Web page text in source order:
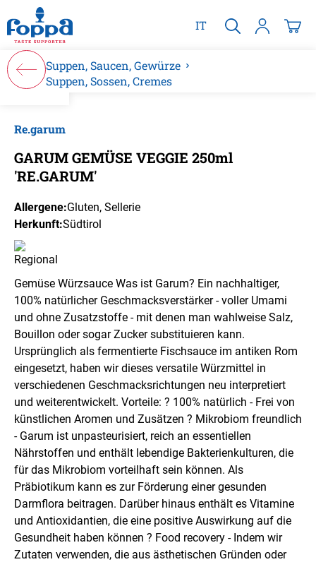
springen
IT
Suppen, Saucen, Gewürze
Suppen, Sossen, Cremes
Re.garum
GARUM GEMÜSE VEGGIE 250ml
'RE.GARUM'
Allergene:Gluten, Sellerie
Herkunft:Südtirol
Gemüse Würzsauce Was ist Garum? Ein nachhaltiger,
100% natürlicher Geschmacksverstärker - voller Umami
und ohne Zusatzstoffe - mit denen man wahlweise Salz,
Bouillon oder sogar Zucker substituieren kann.
Ursprünglich als fermentierte Fischsauce im antiken Rom
eingesetzt, haben wir dieses versatile Würzmittel in
verschiedenen Geschmacksrichtungen neu interpretiert
und weiterentwickelt. Vorteile: ? 100% natürlich - Frei von
künstlichen Aromen und Zusätzen ? Mikrobiom freundlich
- Garum ist unpasteurisiert, reich an essentiellen
Nährstoffen und enthält lebendige Bakterienkulturen, die
für das Mikrobiom vorteilhaft sein können. Als
Präbiotikum kann es zur Förderung einer gesunden
Darmflora beitragen. Darüber hinaus enthält es Vitamine
und Antioxidantien, die eine positive Auswirkung auf die
Gesundheit haben können ? Food recovery - Indem wir
Zutaten verwenden, die aus ästhetischen Gründen oder